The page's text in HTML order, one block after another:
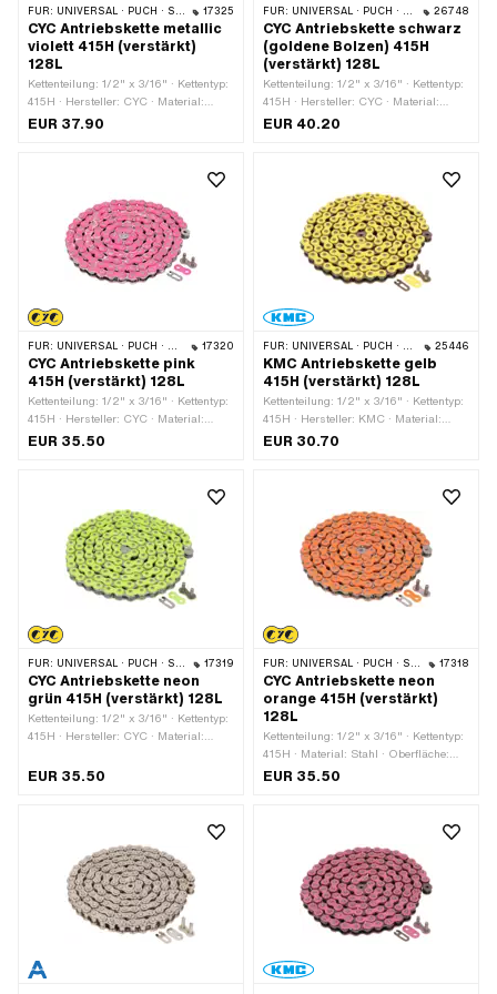
FÜR: UNIVERSAL · PUCH · SACHS · PONY / CILO (BETA 521 & 512) · ZÜNDAPP BELMONDO · TOMOS · BYE BIKE 17325
CYC Antriebskette metallic
violett 415H (verstärkt)
128L
Kettenteilung: 1/2" x 3/16" · Kettentyp:
415H · Hersteller: CYC · Material:
Stahl · Oberfläche: lackiert · Farbe:
Kettenschloss-Art: Federverschluss
EUR 37.90
FÜR: UNIVERSAL · PUCH · SACHS · PONY / CILO (BETA 521 & 512) · ZÜNDAPP BELMONDO · TOMOS · BYE BIKE 26748
CYC Antriebskette schwarz
(goldene Bolzen) 415H
(verstärkt) 128L
Kettenteilung: 1/2" x 3/16" · Kettentyp:
415H · Hersteller: CYC · Material:
Stahl · Oberfläche: lackiert · Farbe:
Kettenschloss-Art: Federverschluss
EUR 40.20
FÜR: UNIVERSAL · PUCH · SACHS · PONY / CILO (BETA 521 & 512) · ZÜNDAPP BELMONDO · TOMOS · BYE BIKE 17320
CYC Antriebskette pink
415H (verstärkt) 128L
Kettenteilung: 1/2" x 3/16" · Kettentyp:
415H · Hersteller: CYC · Material:
Stahl · Oberfläche: lackiert · Farbe:
Kettenschloss-Art: Federverschluss
EUR 35.50
FÜR: UNIVERSAL · PUCH · SACHS · PONY / CILO (BETA 521 & 512) · ZÜNDAPP BELMONDO · TOMOS · BYE BIKE 25446
KMC Antriebskette gelb
415H (verstärkt) 128L
Kettenteilung: 1/2" x 3/16" · Kettentyp:
415H · Hersteller: KMC · Material:
Stahl · Oberfläche: lackiert · Farbe:
Kettenschloss-Art: Federverschluss
EUR 30.70
FÜR: UNIVERSAL · PUCH · SACHS · PONY / CILO (BETA 521 & 512) · ZÜNDAPP BELMONDO · TOMOS · BYE BIKE 17319
CYC Antriebskette neon
grün 415H (verstärkt) 128L
Kettenteilung: 1/2" x 3/16" · Kettentyp:
415H · Hersteller: CYC · Material:
grün · Anzahl Kettenglieder: 128 Stk. ·
EUR 35.50
FÜR: UNIVERSAL · PUCH · SACHS · PONY / CILO (BETA 521 & 512) · ZÜNDAPP BELMONDO · TOMOS · BYE BIKE 17318
CYC Antriebskette neon
orange 415H (verstärkt)
128L
Kettenteilung: 1/2" x 3/16" · Kettentyp:
415H · Material: Stahl · Oberfläche:
lackiert · Hersteller: CYC · Farbe:
Kettenschloss-Art: Federverschluss
EUR 35.50